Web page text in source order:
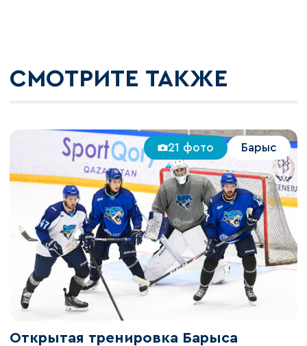
СМОТРИТЕ ТАКЖЕ
21 фото Барыс
Открытая тренировка Барыса